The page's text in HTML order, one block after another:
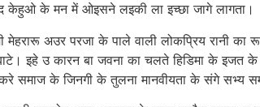
केहुओ के मन में ओइसने लइकी ला इच्छा जागे
अउर परजा के पाले वाली लोकप्रिय रानी का
इहे उ कारन बा जवना का चलते हिडिमा के इजत
समाज के जिनगी के तुलना मानवीयता के संगे सभ्य